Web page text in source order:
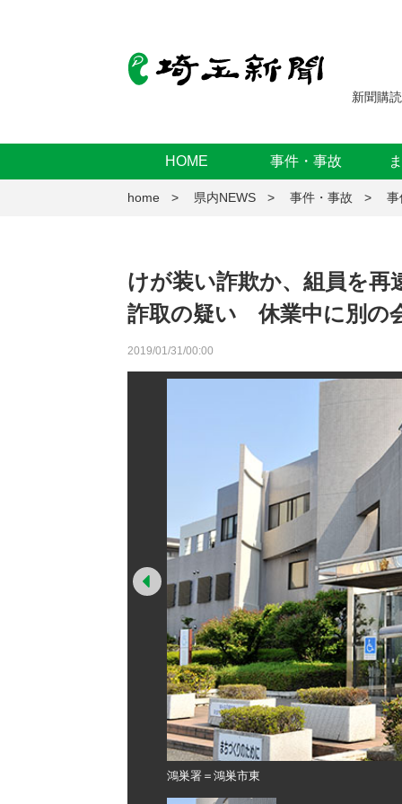
新聞購読
HOME 事件・事故
home 県内NEWS 事件・事故 事
けが装い詐欺か、組員を
詐取の疑い 休業中に別の
2019/01/31/00:00
鴻巣署＝鴻巣市東
Prev